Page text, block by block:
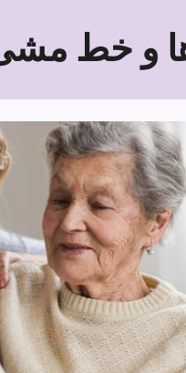
و خط مشی